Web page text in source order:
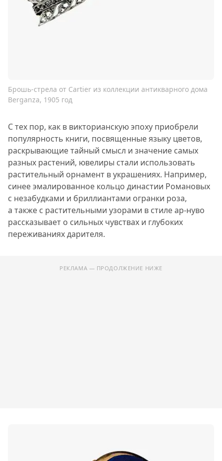
Брошь-стрела от Cartier из коллекции антикварного дома
Berganza, 1905 год
С тех пор, как в викторианскую эпоху приобрели
популярность книги, посвященные языку цветов,
раскрывающие тайный смысл и значение самых
разных растений, ювелиры стали использовать
растительный орнамент в украшениях. Например,
синее эмалированное кольцо династии Романовых
с незабудками и бриллиантами огранки роза,
а также с растительными узорами в стиле ар-нуво
рассказывает о сильных чувствах и глубоких
переживаниях дарителя.
РЕКЛАМА — ПРОДОЛЖЕНИЕ НИЖЕ